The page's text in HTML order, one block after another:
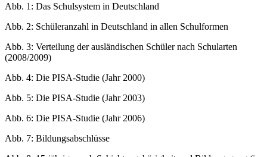
Abb. 1: Das Schulsystem in Deutschland
Abb. 2: Schüleranzahl in Deutschland in allen Schulformen
Abb. 3: Verteilung der ausländischen Schüler nach Schularten
(2008/2009)
Abb. 4: Die PISA-Studie (Jahr 2000)
Abb. 5: Die PISA-Studie (Jahr 2003)
Abb. 6: Die PISA-Studie (Jahr 2006)
Abb. 7: Bildungsabschlüsse